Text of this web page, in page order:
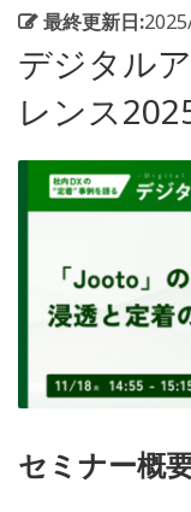
最終更新日:
デジタル
レンス
セミナー概